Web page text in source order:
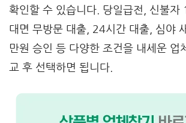
확인할 수 있습니다. 당일급전, 신불자
대면 무방문 대출, 24시간 대출, 심야
만원 승인 등 다양한 조건을 내세운 업
교 후 선택하면 됩니다.